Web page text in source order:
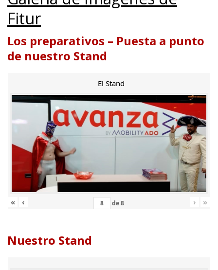
Fitur
Los preparativos – Puesta a punto
de nuestro Stand
El Stand
« ‹ de8 › »
Nuestro Stand